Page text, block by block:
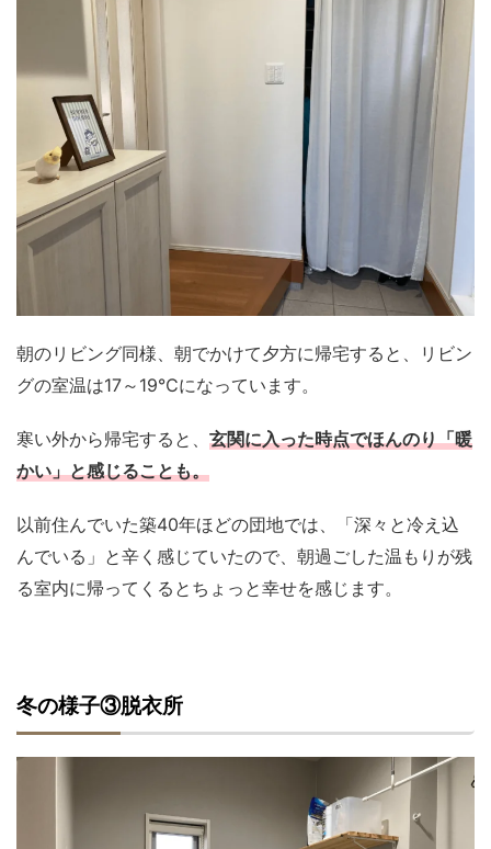
朝のリビング同様、朝でかけて夕方に帰宅すると、リビン
グの室温は17～19℃になっています。
寒い外から帰宅すると、 玄関に入った時点でほんのり「暖
かい」と感じることも。
以前住んでいた築40年ほどの団地では、「深々と冷え込
んでいる」と辛く感じていたので、朝過ごした温もりが残
る室内に帰ってくるとちょっと幸せを感じます。
冬の様子③脱衣所